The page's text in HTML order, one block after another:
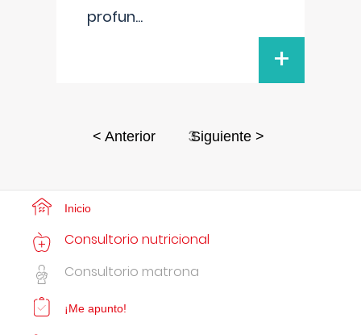
profun...
+
< Anterior 3Siguiente >
Inicio
Consultorio nutricional
Consultorio matrona
¡Me apunto!